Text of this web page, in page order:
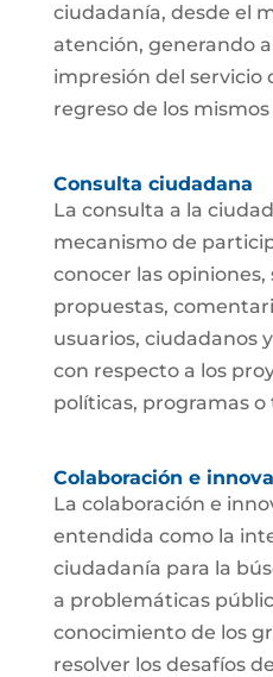
ciudadanía, desde el
atención, generando
impresión del servicio
regreso de los mismos
Consulta ciudadana
La consulta a la
mecanismo de
conocer las opiniones,
propuestas,
usuarios, ciudadanos
con respecto a los
políticas, programas o
Colaboración e
La colaboración e
entendida como la
ciudadanía para la
a problemáticas
conocimiento de los
resolver los desafíos